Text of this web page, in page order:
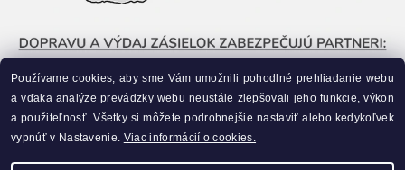
Používame cookies, aby sme Vám umožnili pohodlné prehliadanie webu
a vďaka analýze prevádzky webu neustále zlepšovali jeho funkcie, výkon
a použiteľnosť. Všetky si môžete podrobnejšie nastaviť alebo kedykoľvek
vypnúť v Nastavenie. Viac informácií o cookies.